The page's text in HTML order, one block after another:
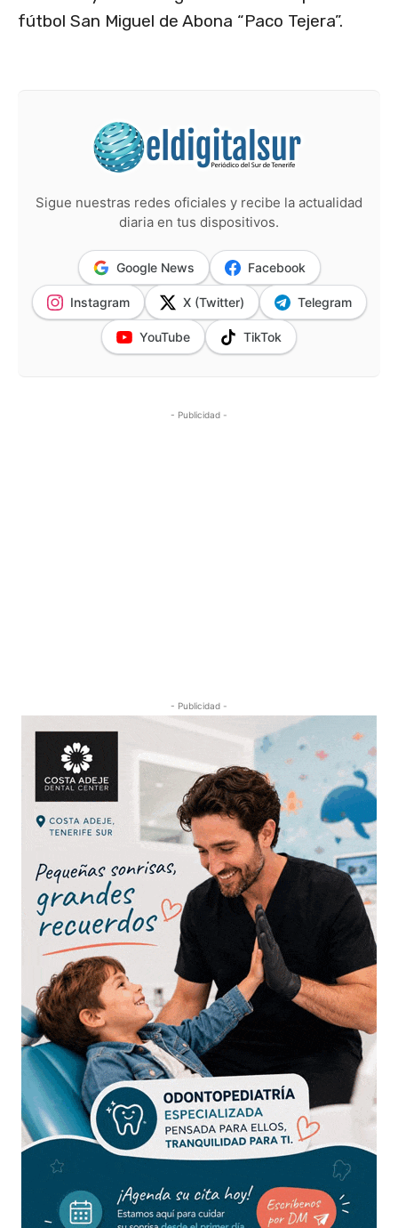
fútbol San Miguel de Abona “Paco Tejera”.
Sigue nuestras redes oficiales y recibe la actualidad
diaria en tus dispositivos.
Google News Facebook
Instagram X (Twitter) Telegram
YouTube TikTok
- Publicidad -
- Publicidad -